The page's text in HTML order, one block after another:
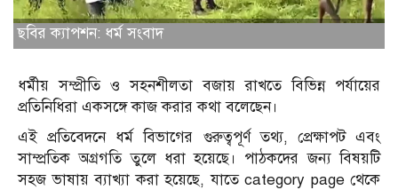
ছবির ক্যাপশন: ধর্ম সংবাদ
ধর্মীয় সম্প্রীতি ও সহনশীলতা বজায় রাখতে বিভিন্ন পর্যায়ের
প্রতিনিধিরা একসঙ্গে কাজ করার কথা বলেছেন।
এই প্রতিবেদনে ধর্ম বিভাগের গুরুত্বপূর্ণ তথ্য, প্রেক্ষাপট এবং
সাম্প্রতিক অগ্রগতি তুলে ধরা হয়েছে। পাঠকদের জন্য বিষয়টি
সহজ ভাষায় ব্যাখ্যা করা হয়েছে, যাতে category page থেকে